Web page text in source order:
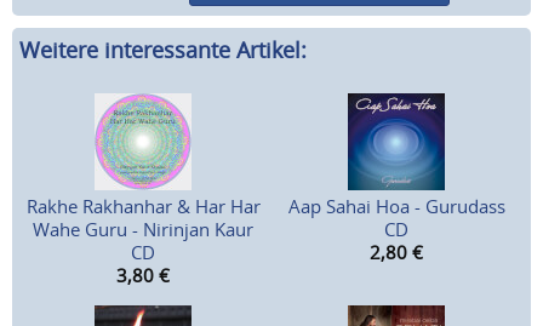
Weitere interessante Artikel:
Rakhe Rakhanhar & Har Har
Wahe Guru - Nirinjan Kaur
CD
3,80 €
Aap Sahai Hoa - Gurudass
CD
2,80 €